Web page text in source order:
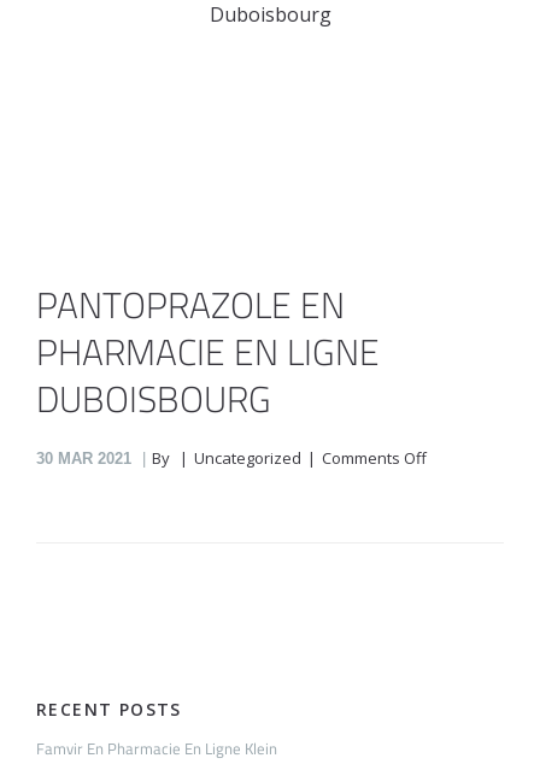
Duboisbourg
PANTOPRAZOLE EN
PHARMACIE EN LIGNE
DUBOISBOURG
30 MAR 2021 By Uncategorized Comments Offon
RECENT POSTS
Famvir En Pharmacie En Ligne Klein